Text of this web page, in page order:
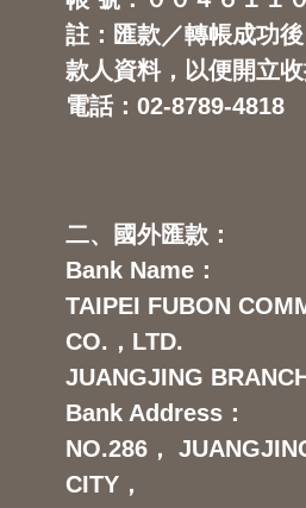
註：匯款／轉帳成功
款人資料，以便開立收
電話：02-8789-4818
二、國外匯款：
Bank Name：
TAIPEI FUBON
CO.，LTD.
JUANGJING
Bank Address：
NO.286，
CITY，